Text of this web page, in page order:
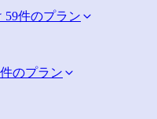
59件のプラン
のプラン